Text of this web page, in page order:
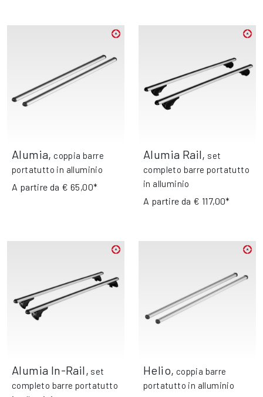
Alumia, coppia barre
portatutto in alluminio
A partire da € 65,00*
Alumia Rail, set
completo barre portatutto
in alluminio
A partire da € 117,00*
Alumia In-Rail, set
completo barre portatutto
Helio, coppia barre
portatutto in alluminio